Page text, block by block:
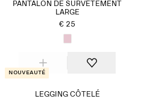
PANTALON DE SURVÊTEMENT
LARGE
€ 25
Nouveauté
LEGGING CÔTELÉ